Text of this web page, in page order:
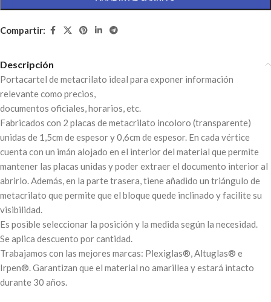
Compartir:
Descripción
Portacartel de metacrilato ideal para exponer información
relevante como precios,
documentos oficiales, horarios, etc.
Fabricados con 2 placas de metacrilato incoloro (transparente)
unidas de 1,5cm de espesor y 0,6cm de espesor. En cada vértice
cuenta con un imán alojado en el interior del material que permite
mantener las placas unidas y poder extraer el documento interior al
abrirlo. Además, en la parte trasera, tiene añadido un triángulo de
metacrilato que permite que el bloque quede inclinado y facilite su
visibilidad.
Es posible seleccionar la posición y la medida según la necesidad.
Se aplica descuento por cantidad.
Trabajamos con las mejores marcas: Plexiglas®, Altuglas® e
Irpen®. Garantizan que el material no amarillea y estará intacto
durante 30 años.